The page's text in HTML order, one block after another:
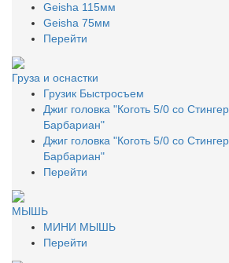
Geisha 115мм
Geisha 75мм
Перейти
Груза и оснастки
Грузик Быстросъем
Джиг головка "Коготь 5/0 со
Барбариан"
Джиг головка "Коготь 5/0 со
Барбариан"
Перейти
МЫШЬ
МИНИ МЫШЬ
Перейти